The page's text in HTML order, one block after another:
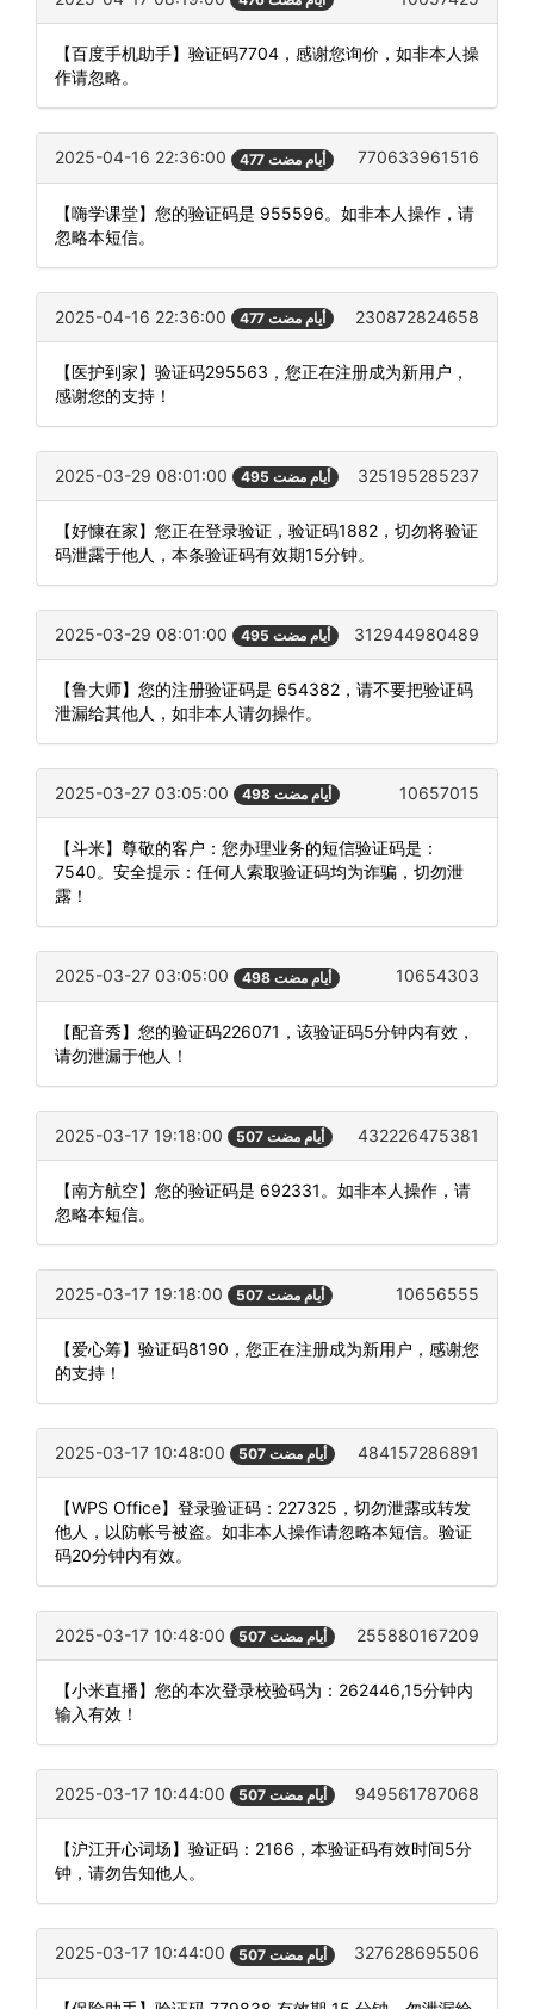
【百度手机助手】验证码7704，感谢您询价，如非本人操
作请忽略。
2025-04-16 22:36:00 477 أيام مضت 770633961516
【嗨学课堂】您的验证码是 955596。如非本人操作，请
忽略本短信。
2025-04-16 22:36:00 477 أيام مضت 230872824658
【医护到家】验证码295563，您正在注册成为新用户，
感谢您的支持！
2025-03-29 08:01:00 495 أيام مضت 325195285237
【好慷在家】您正在登录验证，验证码1882，切勿将验证
码泄露于他人，本条验证码有效期15分钟。
2025-03-29 08:01:00 495 أيام مضت 312944980489
【鲁大师】您的注册验证码是 654382，请不要把验证码
泄漏给其他人，如非本人请勿操作。
2025-03-27 03:05:00 498 أيام مضت 10657015
【斗米】尊敬的客户：您办理业务的短信验证码是：
7540。安全提示：任何人索取验证码均为诈骗，切勿泄
露！
2025-03-27 03:05:00 498 أيام مضت 10654303
【配音秀】您的验证码226071，该验证码5分钟内有效，
请勿泄漏于他人！
2025-03-17 19:18:00 507 أيام مضت 432226475381
【南方航空】您的验证码是 692331。如非本人操作，请
忽略本短信。
2025-03-17 19:18:00 507 أيام مضت 10656555
【爱心筹】验证码8190，您正在注册成为新用户，感谢您
的支持！
2025-03-17 10:48:00 507 أيام مضت 484157286891
【WPS Office】登录验证码：227325，切勿泄露或转发
他人，以防帐号被盗。如非本人操作请忽略本短信。验证
码20分钟内有效。
2025-03-17 10:48:00 507 أيام مضت 255880167209
【小米直播】您的本次登录校验码为：262446,15分钟内
输入有效！
2025-03-17 10:44:00 507 أيام مضت 949561787068
【沪江开心词场】验证码：2166，本验证码有效时间5分
钟，请勿告知他人。
2025-03-17 10:44:00 507 أيام مضت 327628695506